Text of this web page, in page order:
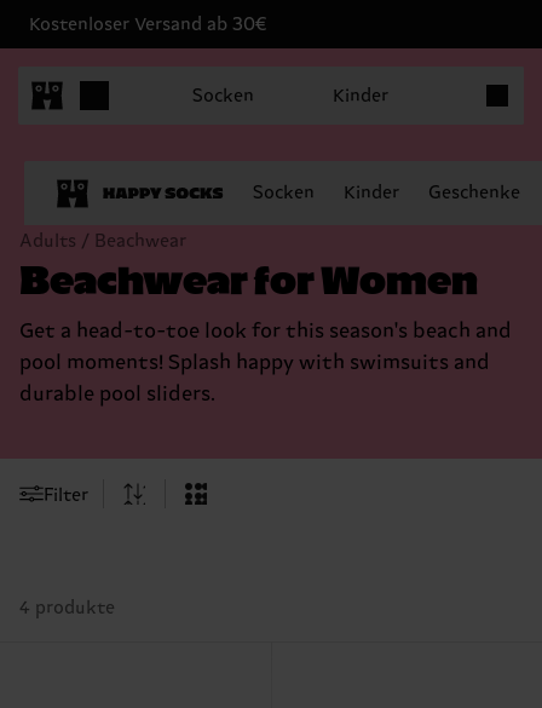
Kostenloser Versand ab 30€
Socken Kinder
Socken Kinder Geschenke
Adults / Beachwear
Beachwear for Women
Get a head-to-toe look for this season's beach and
pool moments! Splash happy with swimsuits and
durable pool sliders.
Filter
4 produkte